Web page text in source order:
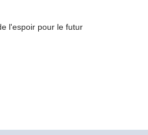
l'espoir pour le futur